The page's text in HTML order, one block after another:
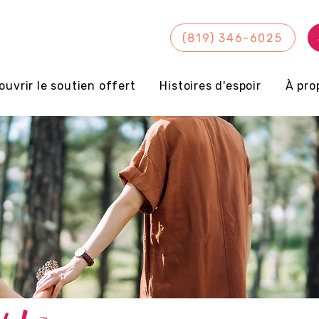
(819) 346-6025
le soutien offert Histoires d'espoir À